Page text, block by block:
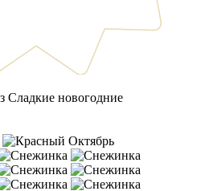
Сладкие новогодние